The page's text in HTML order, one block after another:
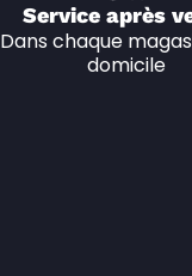
Service après
Dans chaque
domicile